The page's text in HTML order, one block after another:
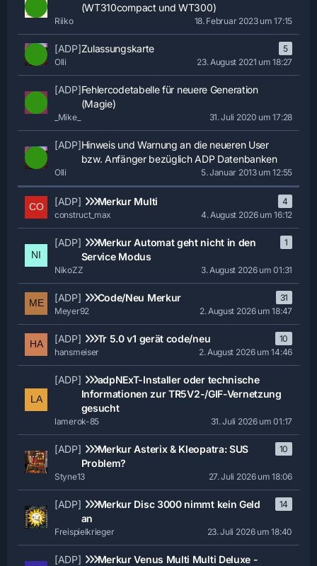
(WT310compact und WT300)
Riiko 18. Februar 2023 um 17:15
[ADP]Zulassungskarte
5
Olli
23. August 2021 um 18:27
[ADP]Fehlercodetabelle für neuere Generation
(Magie)
_Mike_ 31. Juli 2020 um 17:28
[ADP]Hinweis und Warnung an die neueren User
bzw. Anfänger bezüglich ADP Datenbanken
Olli 5. Januar 2013 um 12:55
[ADP] Merkur Multi
4
construct_max
4. August 2026 um 16:12
[ADP]
Merkur Automat geht nicht in den
Service Modus
1
NikoZZ 3. August 2026 um 01:31
[ADP] Code/Neu Merkur
31
Meyer92
2. August 2026 um 18:47
[ADP] Tr 5.0 v1 gerät code/neu
10
hansmeiser
2. August 2026 um 14:46
[ADP]
adpNExT-Installer oder technische
Informationen zur TR5V2-/GIF-Vernetzung
gesucht
lamerok-85 31. Juli 2026 um 01:17
[ADP]
Merkur Asterix & Kleopatra: SUS
Problem?
10
Styne13 27. Juli 2026 um 18:06
[ADP]
Merkur Disc 3000 nimmt kein Geld
an
14
Freispielkrieger 23. Juli 2026 um 18:40
[ADP]
Merkur Venus Multi Multi Deluxe -